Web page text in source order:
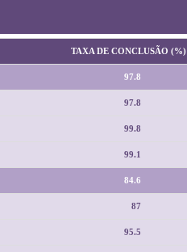
TAXA DE CONCLUSÃO (%)
97.8
97.8
99.8
99.1
84.6
87
95.5